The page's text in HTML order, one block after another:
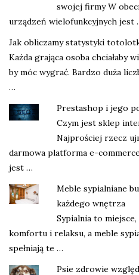
swojej firmy W
urządzeń wielofunkcyjnych jest
Jak obliczamy statystyki
Każda grająca osoba chciałaby
by móc wygrać. Bardzo duża
…
Prestashop i jego
Czym jest sklep
Najprościej rzecz
darmowa platforma e-
jest …
Meble sypialniane
każdego wnętrza
Sypialnia to
komfortu i relaksu, a meble
spełniają te …
Psie zdrowie